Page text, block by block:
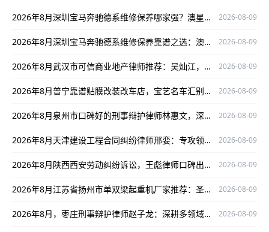
2026年8月深圳宝马奔驰德系维修保养哪家强？澳星行值得关注 2026-08-09
2026年8月深圳宝马奔驰德系维修保养靠谱之选：澳星行专修中心 2026-08-09
2026年8月武汉市可信商业地产律师推荐：吴灿江，专业靠谱有保障 2026-08-09
2026年8月普宁靠谱贴膜改装改车店，宝艺名车汇别错过 2026-08-09
2026年8月泉州市口碑好的刑事辩护律师林惠文，深耕领域为当事人权益护航 2026-08-09
2026年8月天津建设工程合同纠纷律师邢娈：专攻领域，以严谨办案口碑护航当事人权益 2026-08-09
2026年8月陕西西安劳动纠纷诉讼，王彪律师口碑出众为当事人权益护航 2026-08-09
2026年8月江苏省扬州市单双梁起重机厂家推荐：圣起机械值得关注！ 2026-08-09
2026年8月，枣庄刑事辩护律师赵子龙：深耕多领域，实战经验丰富为当事人权益护航 2026-08-09